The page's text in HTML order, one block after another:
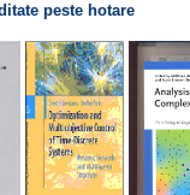
peste hotare